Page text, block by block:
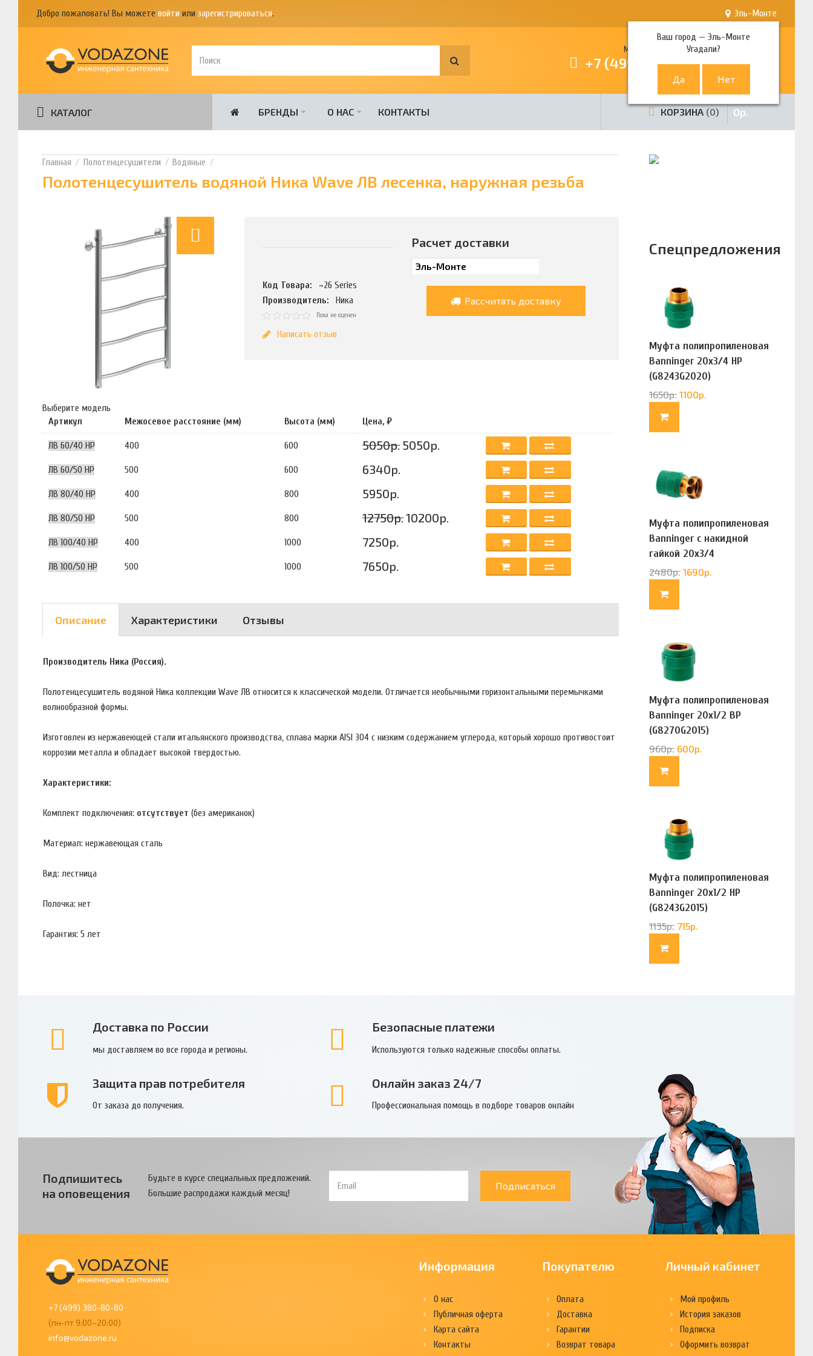
Добро пожаловать! Вы можете войти или зарегистрироваться. Эль-Монте
Ваш город —Эль-Монте
Угадали?
Многоканальный телефон
+7 (499) 380-80-80
КАТАЛОГ БРЕНДЫ О НАС КОНТАКТЫ КОРЗИНА 0 0р.
Полотенцесушители Водяные
Полотенцесушитель водяной Ника Wave ЛВ лесенка, наружная резьба
Код Товара:
~26 Series
Производитель:
Ника
Пока не оценен
Написать отзыв
Расчет доставки
Рассчитать доставку
Выберите модель
Артикул
Межосевое расстояние (мм) Высота (мм) Цена, ₽
ЛВ 60/40 НР 400 600 5050р. 5050р.
ЛВ 60/50 НР 500 600 6340р.
ЛВ 80/40 НР 400 800 5950р.
ЛВ 80/50 НР 500 800 12750р.10200р.
ЛВ 100/40 НР 400 1000 7250р.
ЛВ 100/50 НР 500 1000 7650р.
Описание Характеристики Отзывы
Производитель Ника (Россия).
Полотенцесушитель водяной Ника коллекции Wave ЛВ относится к классической модели. Отличается необычными горизонтальными перемычками
волнообразной формы.
Изготовлен из нержавеющей стали итальянского производства, сплава марки AISI 304 с низким содержанием углерода, который хорошо противостоит
коррозии металла и обладает высокой твердостью.
Характеристики:
Комплект подключения: отсутствует (без американок)
Материал: нержавеющая сталь
Вид: лестница
Полочка: нет
Гарантия: 5 лет
Спецпредложения
Муфта полипропиленовая
Banninger 20х3/4 НР
(G8243G2020)
1650р. 1100р.
Муфта полипропиленовая
Banninger с накидной
гайкой 20х3/4
(G83322020)
2480р. 1690р.
Муфта полипропиленовая
Banninger 20х1/2 ВР
(G8270G2015)
960р. 600р.
Муфта полипропиленовая
Banninger 20х1/2 НР
(G8243G2015)
1135р. 715р.
Доставка по России
мы доставляем во все города и регионы.
Безопасные платежи
Используются только надежные способы оплаты.
Защита прав потребителя
От заказа до получения.
Онлайн заказ 24/7
Профессиональная помощь в подборе товаров онлайн
Подпишитесь
на оповещения
Будьте в курсе специальных предложений.
Большие распродажи каждый месяц!
Подписаться
+7 (499) 380-80-80
(пн-пт 9:00–20:00)
info@vodazone.ru
Информация
О нас
Публичная оферта
Карта сайта
Контакты
Покупателю
Оплата
Доставка
Гарантии
Возврат товара
Личный кабинет
Мой профиль
История заказов
Подписка
Оформить возврат